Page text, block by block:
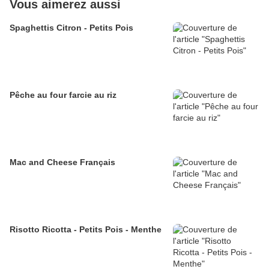
Vous aimerez aussi
Spaghettis Citron - Petits Pois
Pêche au four farcie au riz
Mac and Cheese Français
Risotto Ricotta - Petits Pois - Menthe